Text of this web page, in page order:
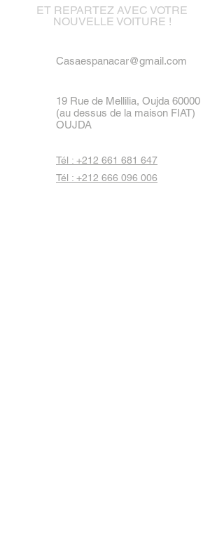
ET REPARTEZ AVEC VOTRE
NOUVELLE VOITURE !
Casaespanacar@gmail.com
19 Rue de Mellilia, Oujda 60000
(au dessus de la maison FIAT)
OUJDA
Tél : +212 661 681 647
Tél : +212 666 096 006